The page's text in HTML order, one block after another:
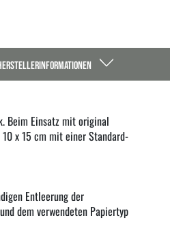
Beim Einsatz mit original
x 15 cm mit einer Standard-
Entleerung der
dem verwendeten Papiertyp